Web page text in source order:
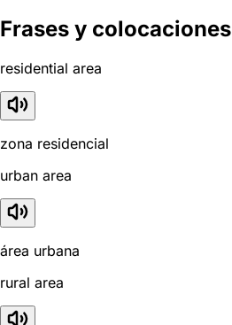
Frases y colocaciones
residential area
zona residencial
urban area
área urbana
rural area